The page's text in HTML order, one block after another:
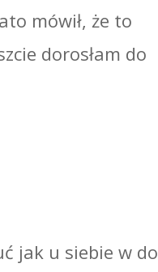
mówił, że to
dorosłam do
jak u siebie w